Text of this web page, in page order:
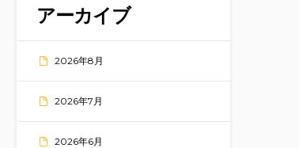
アーカイブ
2026年8月
2026年7月
2026年6月